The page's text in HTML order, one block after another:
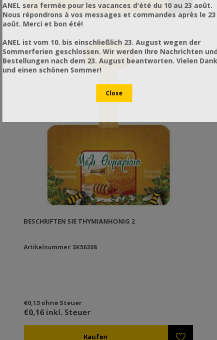
BESCHRIFTEN SIE THYMIANHONIG 2
Artikelnummer: SK56208
€0,13 ohne Steuer
€0,16 inkl. Steuer
ANEL sera fermée pour les vacances d'été du 10 au 23 août.
Nous répondrons à vos messages et commandes après le 23
août. Merci et bon été!
ANEL ist vom 10. bis einschließlich 23. August wegen der
Sommerferien geschlossen. Wir werden Ihre Nachrichten
Bestellungen nach dem 23. August beantworten. Vielen Dank
und einen schönen Sommer!